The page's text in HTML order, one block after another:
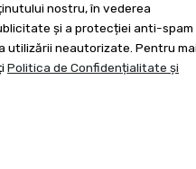
nostru, în vederea
și a protecției anti-spam
utilizării neautorizate. Pentru
Politica de Confidențialitate și